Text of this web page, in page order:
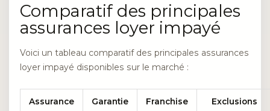
Comparatif des principales
assurances loyer impayé
Voici un tableau comparatif des principales assurances
loyer impayé disponibles sur le marché :
Assurance Garantie Franchise Exclusions